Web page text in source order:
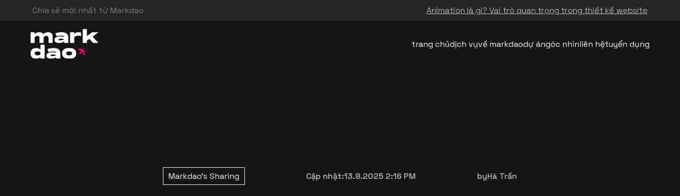
Chia sẻ mới nhất từ Markdao Animation là gì? Vai trò quan trọng trong thiết kế website
trang chủdịch vụvề markdaodự ángóc nhìnliên hệtuyển dụng
Markdao's Sharing Cập nhật:13.8.2025 2:16 PM byHà Trần